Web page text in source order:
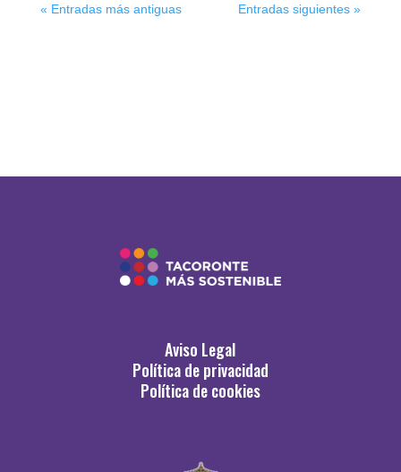
« Entradas más antiguas Entradas siguientes »
Aviso Legal
Política de privacidad
Política de cookies